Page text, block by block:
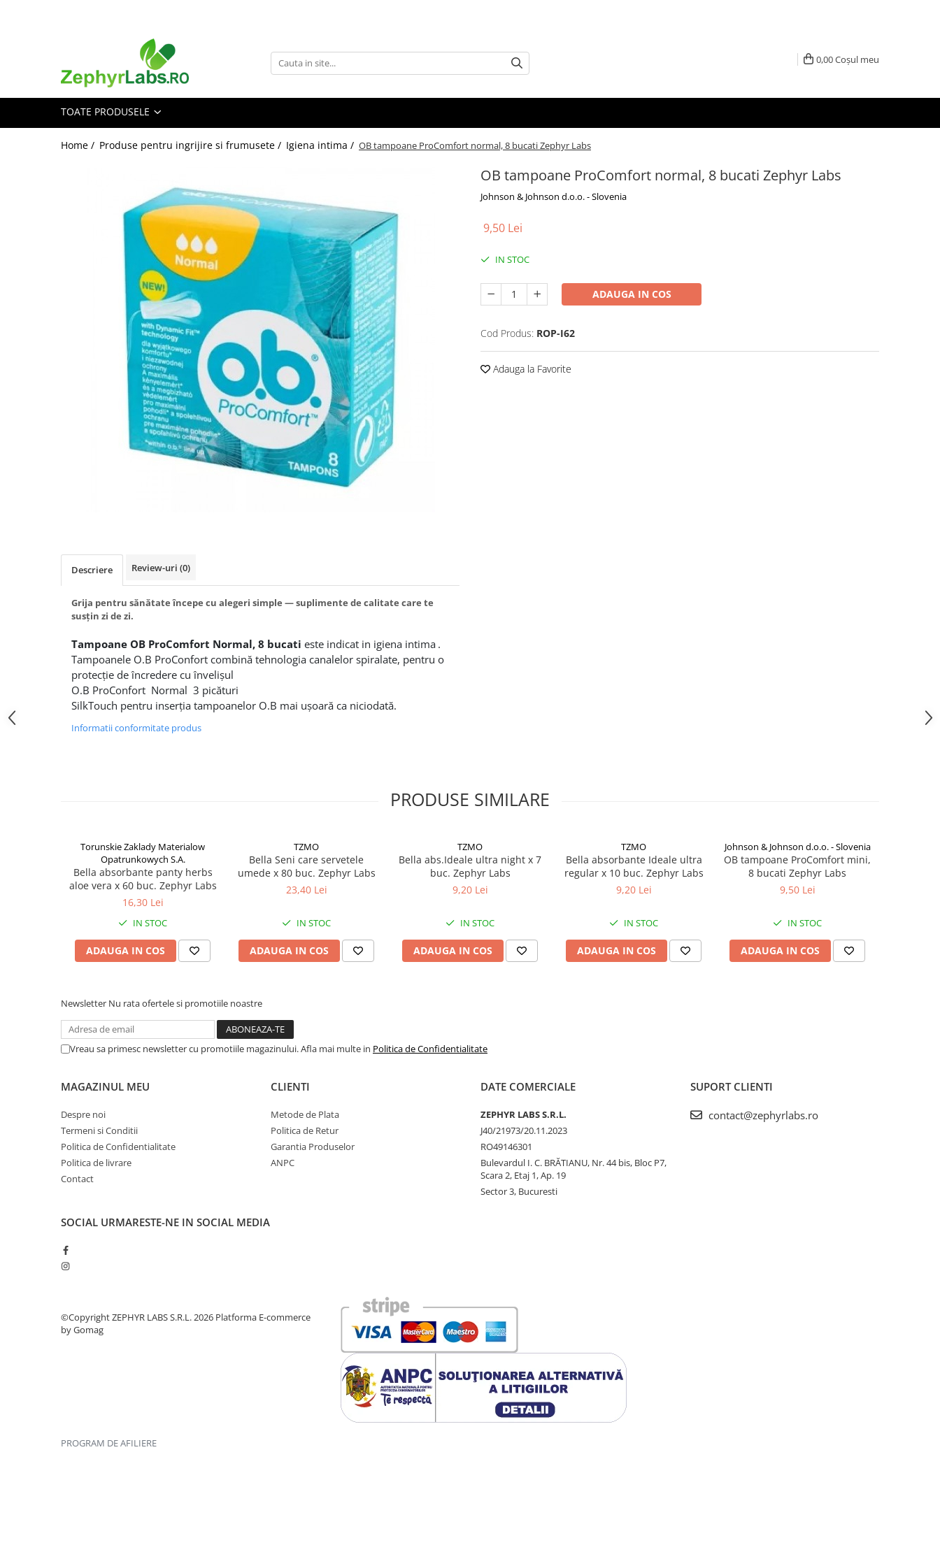
Alimentatie sanatoasa
Suplimente alimentare copii
Igiena intima
Produse anti-insecte
Protectie solara
Altele-Produse pentru ingrijire si
Produse tehnico-medicale
Aparatura medicala
Plasturi
Altele-Sanatatea cuplului
Suplimente alimentare
Vitamine si minerale
Afectiuni dermatologice
Afectiuni respiratorii
Afectiuni digestive
Afectiuni oftalmologice
Afectiuni cardio-vasculare
Afectiuni urogenitale
Sanatatea mintii
Suplimente pentru imunitate
Antioxidanti
Altele-Suplimente alimentare
Promo Ianuarie-Septembrie
0,00Coșul meu
TOATE PRODUSELE
Home / Produse pentru ingrijire si frumusete / Igiena intima / OB tampoane ProComfort normal, 8 bucati Zephyr Labs
OB tampoane ProComfort normal, 8 bucati Zephyr Labs
Johnson & Johnson d.o.o. - Slovenia
9,50 Lei
IN STOC
ADAUGA IN COS
Cod Produs: ROP-I62
Adauga la Favorite
Descriere Review-uri (0)
Grija pentru sănătate începe cu alegeri simple — suplimente de calitate care te
susțin zi de zi.
Tampoane OB ProComfort Normal, 8 bucati este indicat in igiena intima .
Tampoanele O.B ProConfort combină tehnologia canalelor spiralate, pentru o
protecție de încredere cu învelișul
O.B ProConfort Normal 3 picături
SilkTouch pentru inserția tampoanelor O.B mai ușoară ca niciodată.
Informatii conformitate produs
PRODUSE SIMILARE
Torunskie Zaklady Materialow
Opatrunkowych S.A.
Bella absorbante panty herbs
aloe vera x 60 buc. Zephyr Labs
16,30 Lei
IN STOC
ADAUGA IN COS
TZMO
Bella Seni care servetele
umede x 80 buc. Zephyr Labs
23,40 Lei
IN STOC
ADAUGA IN COS
TZMO
Bella abs.Ideale ultra night x 7
buc. Zephyr Labs
9,20 Lei
IN STOC
ADAUGA IN COS
TZMO
Bella absorbante Ideale ultra
regular x 10 buc. Zephyr Labs
9,20 Lei
IN STOC
ADAUGA IN COS
Johnson & Johnson d.o.o. - Slovenia
OB tampoane ProComfort mini,
8 bucati Zephyr Labs
9,50 Lei
IN STOC
ADAUGA IN COS
Newsletter Nu rata ofertele si promotiile noastre
Vreau sa primesc newsletter cu promotiile magazinului. Afla mai multe in Politica de Confidentialitate
MAGAZINUL MEU
Despre noi
Termeni si Conditii
Politica de Confidentialitate
Politica de livrare
Contact
CLIENTI
Metode de Plata
Politica de Retur
Garantia Produselor
ANPC
DATE COMERCIALE
ZEPHYR LABS S.R.L.
J40/21973/20.11.2023
RO49146301
Bulevardul I. C. BRĂTIANU, Nr. 44 bis, Bloc P7,
Scara 2, Etaj 1, Ap. 19
Sector 3, Bucuresti
SUPORT CLIENTI
contact@zephyrlabs.ro
SOCIAL URMARESTE-NE IN SOCIAL MEDIA
©Copyright ZEPHYR LABS S.R.L. 2026 Platforma E-commerce
by Gomag
PROGRAM DE AFILIERE